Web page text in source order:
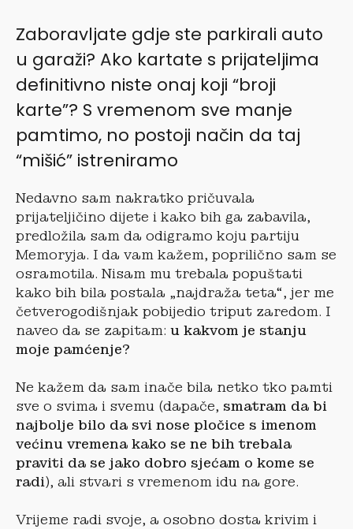
Zaboravljate gdje ste parkirali auto
u garaži? Ako kartate s prijateljima
definitivno niste onaj koji “broji
karte”? S vremenom sve manje
pamtimo, no postoji način da taj
“mišić” istreniramo
Nedavno sam nakratko pričuvala
prijateljičino dijete i kako bih ga zabavila,
predložila sam da odigramo koju partiju
Memoryja. I da vam kažem, poprilično sam se
osramotila. Nisam mu trebala popuštati
kako bih bila postala „najdraža teta“, jer me
četverogodišnjak pobijedio triput zaredom. I
naveo da se zapitam: u kakvom je stanju
moje pamćenje?
Ne kažem da sam inače bila netko tko pamti
sve o svima i svemu (dapače, smatram da bi
najbolje bilo da svi nose pločice s imenom
većinu vremena kako se ne bih trebala
praviti da se jako dobro sjećam o kome se
radi), ali stvari s vremenom idu na gore.
Vrijeme radi svoje, a osobno dosta krivim i